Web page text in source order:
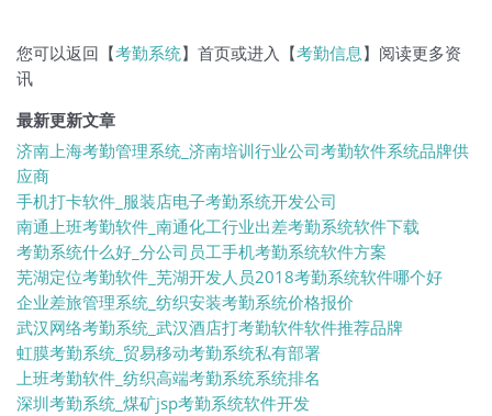
您可以返回【考勤系统】首页或进入【考勤信息】阅读更多资
讯
最新更新文章
济南上海考勤管理系统_济南培训行业公司考勤软件系统品牌供
应商
手机打卡软件_服装店电子考勤系统开发公司
南通上班考勤软件_南通化工行业出差考勤系统软件下载
考勤系统什么好_分公司员工手机考勤系统软件方案
芜湖定位考勤软件_芜湖开发人员2018考勤系统软件哪个好
企业差旅管理系统_纺织安装考勤系统价格报价
武汉网络考勤系统_武汉酒店打考勤软件软件推荐品牌
虹膜考勤系统_贸易移动考勤系统私有部署
上班考勤软件_纺织高端考勤系统系统排名
深圳考勤系统_煤矿jsp考勤系统软件开发